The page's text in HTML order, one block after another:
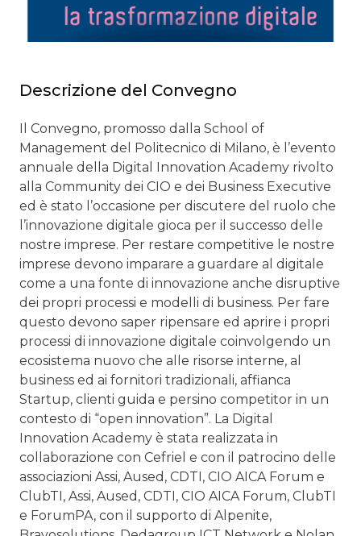
Descrizione del Convegno
Il Convegno, promosso dalla School of
Management del Politecnico di Milano, è l’evento
annuale della Digital Innovation Academy rivolto
alla Community dei CIO e dei Business Executive
ed è stato l’occasione per discutere del ruolo che
l’innovazione digitale gioca per il successo delle
nostre imprese. Per restare competitive le nostre
imprese devono imparare a guardare al digitale
come a una fonte di innovazione anche disruptive
dei propri processi e modelli di business. Per fare
questo devono saper ripensare ed aprire i propri
processi di innovazione digitale coinvolgendo un
ecosistema nuovo che alle risorse interne, al
business ed ai fornitori tradizionali, affianca
Startup, clienti guida e persino competitor in un
contesto di “open innovation”. La Digital
Innovation Academy è stata realizzata in
collaborazione con Cefriel e con il patrocino delle
associazioni Assi, Aused, CDTI, CIO AICA Forum e
ClubTI, Assi, Aused, CDTI, CIO AICA Forum, ClubTI
e ForumPA, con il supporto di Alpenite,